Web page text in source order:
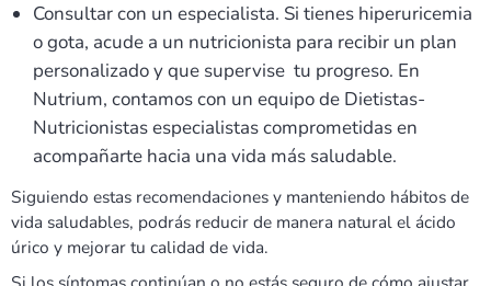
Consultar con un especialista. Si tienes hiperuricemia
o gota, acude a un nutricionista para recibir un plan
personalizado y que supervise tu progreso. En
Nutrium, contamos con un equipo de Dietistas-
Nutricionistas especialistas comprometidas en
acompañarte hacia una vida más saludable.
Siguiendo estas recomendaciones y manteniendo hábitos de
vida saludables, podrás reducir de manera natural el ácido
úrico y mejorar tu calidad de vida.